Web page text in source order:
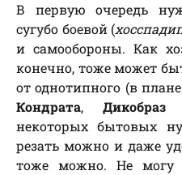
В первую очередь
сугубо боевой (
и самообороны. Как
конечно, тоже может
от однотипного (в
Кондрата, Дикобраз
некоторых бытовых
резать можно и даже
тоже можно. Не могу